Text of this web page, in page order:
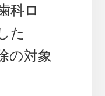
科ロ
た
の対象